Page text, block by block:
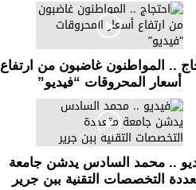
.. المواطنون غاضبون من ارتفاع
أسعار المحروقات “فيديو”
.. محمد السادس يدشن جامعة
التخصصات التقنية ببن جرير